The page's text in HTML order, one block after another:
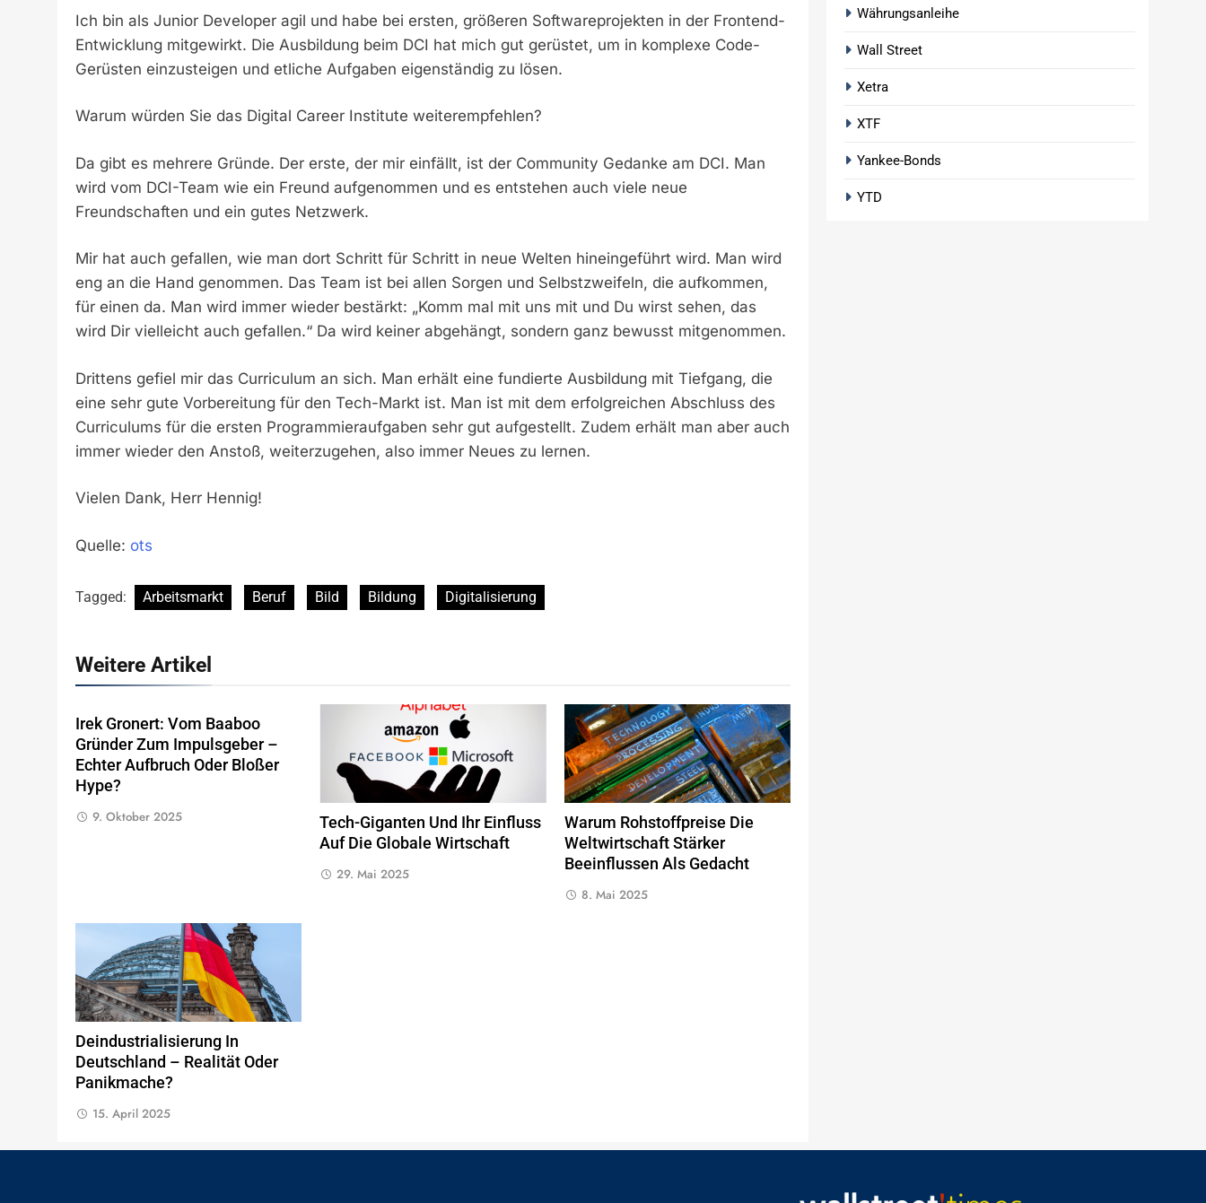
Ich bin als Junior Developer agil und habe bei ersten, größeren Softwareprojekten in der Frontend-
Entwicklung mitgewirkt. Die Ausbildung beim DCI hat mich gut gerüstet, um in komplexe Code-
Gerüsten einzusteigen und etliche Aufgaben eigenständig zu lösen.
Warum würden Sie das Digital Career Institute weiterempfehlen?
Da gibt es mehrere Gründe. Der erste, der mir einfällt, ist der Community Gedanke am DCI. Man
wird vom DCI-Team wie ein Freund aufgenommen und es entstehen auch viele neue
Freundschaften und ein gutes Netzwerk.
Mir hat auch gefallen, wie man dort Schritt für Schritt in neue Welten hineingeführt wird. Man wird
eng an die Hand genommen. Das Team ist bei allen Sorgen und Selbstzweifeln, die aufkommen,
für einen da. Man wird immer wieder bestärkt: „Komm mal mit uns mit und Du wirst sehen, das
wird Dir vielleicht auch gefallen.“ Da wird keiner abgehängt, sondern ganz bewusst mitgenommen.
Drittens gefiel mir das Curriculum an sich. Man erhält eine fundierte Ausbildung mit Tiefgang, die
eine sehr gute Vorbereitung für den Tech-Markt ist. Man ist mit dem erfolgreichen Abschluss des
Curriculums für die ersten Programmieraufgaben sehr gut aufgestellt. Zudem erhält man aber auch
immer wieder den Anstoß, weiterzugehen, also immer Neues zu lernen.
Vielen Dank, Herr Hennig!
Quelle: ots
Tagged: Arbeitsmarkt Beruf Bild Bildung Digitalisierung
Weitere Artikel
Irek Gronert: Vom Baaboo
Gründer Zum Impulsgeber –
Echter Aufbruch Oder Bloßer
Hype?
9. Oktober 2025
Tech-Giganten Und Ihr Einfluss
Auf Die Globale Wirtschaft
29. Mai 2025
Warum Rohstoffpreise Die
Weltwirtschaft Stärker
Beeinflussen Als Gedacht
8. Mai 2025
Deindustrialisierung In
Deutschland – Realität Oder
Panikmache?
15. April 2025
Währungsanleihe
Wall Street
Xetra
XTF
Yankee-Bonds
YTD